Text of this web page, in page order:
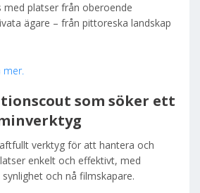
platser från oberoende
ägare – från pittoreska landskap
mer.
som söker ett
verktyg för att hantera och
enkelt och effektivt, med
och nå filmskapare.